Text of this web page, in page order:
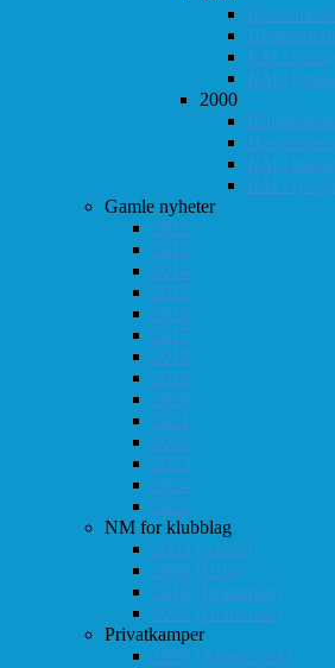
KM i
KM i
2000
KM i
KM i
Gamle nyheter
2012
2013
2014
2015
2016
2017
2018
2019
2020
2021
2022
2023
2024
2025
NM for klubblag
2003 (Asker)
2008 (Oslo)
2010 (Drammen)
2025 (Drammen)
Privatkamper
1998 (Akademisk)